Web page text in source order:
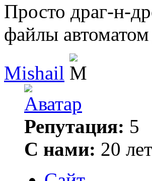
Просто драг-н-
файлы автоматом
Mishail
Репутация: 5
С нами: 20